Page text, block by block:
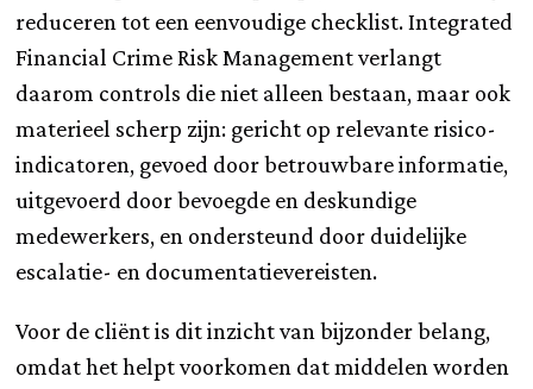
reduceren tot een eenvoudige checklist. Integrated
Financial Crime Risk Management verlangt
daarom controls die niet alleen bestaan, maar ook
materieel scherp zijn: gericht op relevante risico-
indicatoren, gevoed door betrouwbare informatie,
uitgevoerd door bevoegde en deskundige
medewerkers, en ondersteund door duidelijke
escalatie- en documentatievereisten.
Voor de cliënt is dit inzicht van bijzonder belang,
omdat het helpt voorkomen dat middelen worden